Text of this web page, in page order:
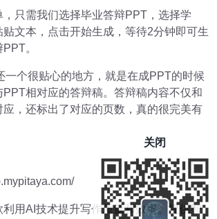
只需我们选择毕业答辩PPT，选择学
贴文本，点击开始生成，等待2分钟即可生
。
一个很贴心的地方，就是在成PPT的时候
相对应的答辩稿。答辩稿内容不仅和
应，还标出了对应的页数，真的很完美有
利用AI技术提升写作质量和效率。提供智
关闭